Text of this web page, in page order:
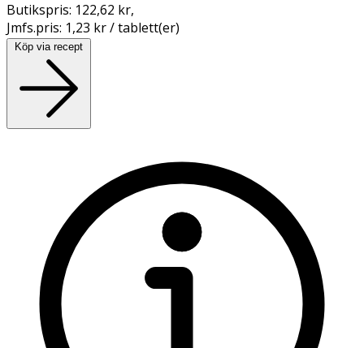
Butikspris: 122,62 kr,
Jmfs.pris: 1,23 kr / tablett(er)
Köp via recept